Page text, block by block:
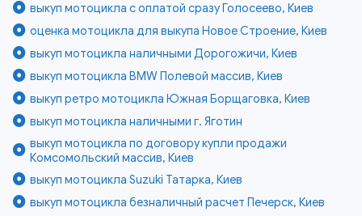
выкуп мотоцикла с оплатой сразу Голосеево, Киев
оценка мотоцикла для выкупа Новое Строение, Киев
выкуп мотоцикла наличными Дорогожичи, Киев
выкуп мотоцикла BMW Полевой массив, Киев
выкуп ретро мотоцикла Южная Борщаговка, Киев
выкуп мотоцикла наличными г. Яготин
выкуп мотоцикла по договору купли продажи
Комсомольский массив, Киев
выкуп мотоцикла Suzuki Татарка, Киев
выкуп мотоцикла безналичный расчет Печерск, Киев